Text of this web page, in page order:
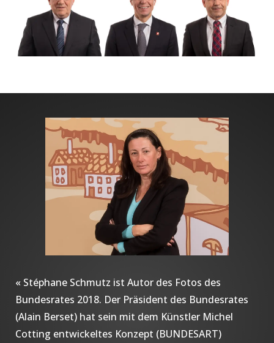
« Stéphane Schmutz ist Autor des Fotos des
Bundesrates 2018. Der Präsident des Bundesrates
(Alain Berset) hat sein mit dem Künstler Michel
Cotting entwickeltes Konzept (BUNDESART)